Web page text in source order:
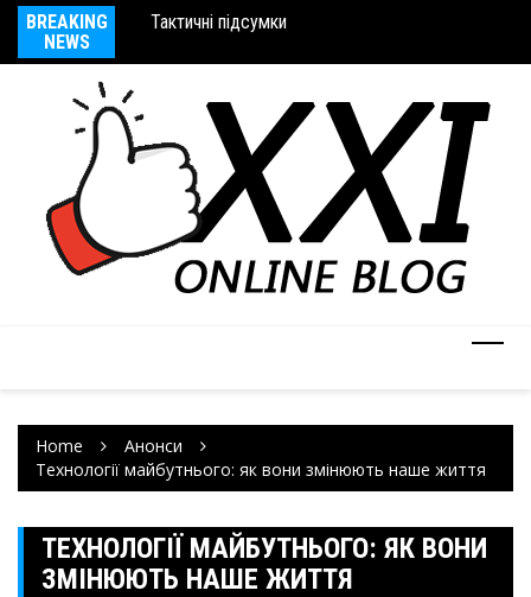
BREAKING
NEWS
Тактичні шоломи
Home
Анонси
Технології майбутнього: як вони змінюють наше життя
ТЕХНОЛОГІЇ МАЙБУТНЬОГО: ЯК ВОНИ
ЗМІНЮЮТЬ НАШЕ ЖИТТЯ